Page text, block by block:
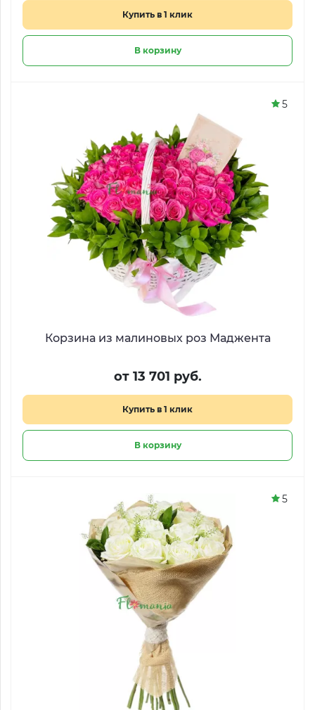
Купить в 1 клик
В корзину
Корзина из малиновых роз Маджента
от 13 701 руб.
Купить в 1 клик
В корзину
5
5